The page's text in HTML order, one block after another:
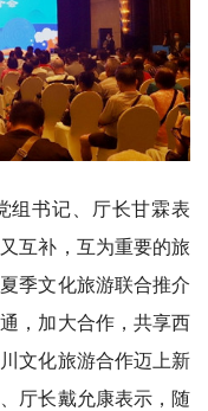
组书记、厅长甘霖表
互补，互为重要的旅
季文化旅游联合推介
，加大合作，共享西
文化旅游合作迈上新
厅长戴允康表示，随